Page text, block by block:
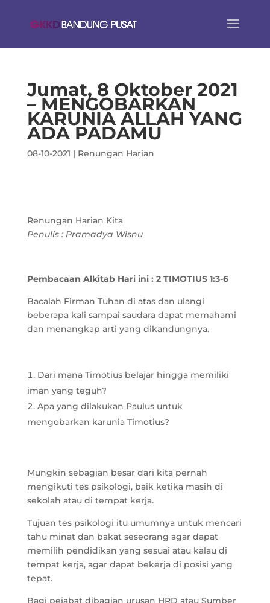
Jumat, 8 Oktober 2021
– MENGOBARKAN
KARUNIA ALLAH YANG
ADA PADAMU
08-10-2021 | Renungan Harian
Renungan Harian Kita
Penulis : Pramadya Wisnu
Pembacaan Alkitab Hari ini : 2 TIMOTIUS 1:3-6
Bacalah Firman Tuhan di atas dan ulangi
beberapa kali sampai saudara dapat memahami
dan menangkap arti yang dikandungnya.
Dari mana Timotius belajar hingga memiliki
iman yang teguh?
Apa yang dilakukan Paulus untuk
mengobarkan karunia Timotius?
Mungkin sebagian besar dari kita pernah
mengikuti tes psikologi, baik ketika masih di
sekolah atau di tempat kerja.
Tujuan tes psikologi itu umumnya untuk mencari
tahu minat dan bakat seseorang agar dapat
memilih pendidikan yang sesuai atau kalau di
tempat kerja, agar dapat bekerja di posisi yang
tepat.
Bagi pejabat dibagian urusan HRD atau Sumber